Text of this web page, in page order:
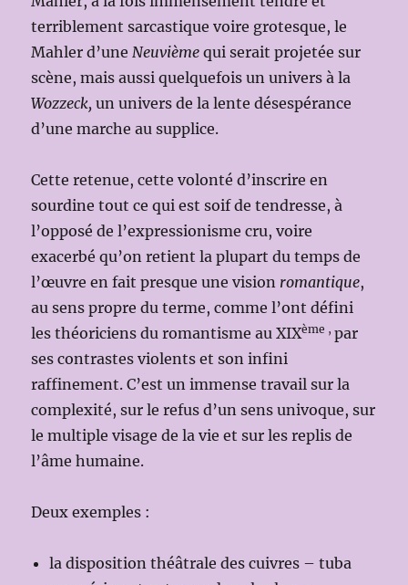
terriblement sarcastique voire grotesque, le
Mahler d’uneNeuvième qui serait projetée sur
scène, mais aussi quelquefois un univers à la
Wozzeck, un univers de la lente désespérance
d’une marche au supplice.
Cette retenue, cette volonté d’inscrire en
sourdine tout ce qui est soif de tendresse, à
l’opposé de l’expressionisme cru, voire
exacerbé qu’on retient la plupart du temps de
l’œuvre en fait presque une vision romantique,
au sens propre du terme, comme l’ont défini
les théoriciens du romantisme au XIXème ,par
ses contrastes violents et son infini
raffinement. C’est un immense travail sur la
complexité, sur le refus d’un sens univoque, sur
le multiple visage de la vie et sur les replis de
l’âme humaine.
Deux exemples :
la disposition théâtrale des cuivres – tuba